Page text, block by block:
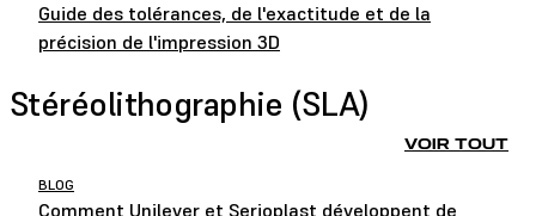
Guide des tolérances, de l'exactitude et de la
précision de l'impression 3D
Stéréolithographie (SLA)
VOIR TOUT
BLOG
Comment Unilever et Serioplast développent de